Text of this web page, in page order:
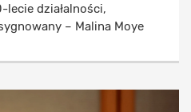
lecie działalności,
– Malina Moye